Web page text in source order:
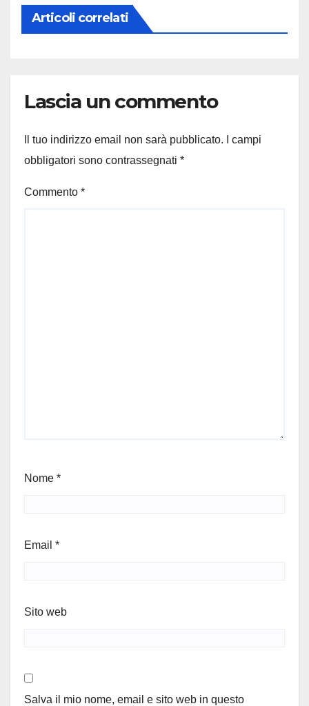
Articoli correlati
Lascia un commento
Il tuo indirizzo email non sarà pubblicato.
I campi
obbligatori sono contrassegnati *
Commento *
Nome *
Email *
Sito web
Salva il mio nome, email e sito web in questo